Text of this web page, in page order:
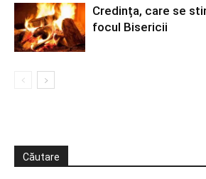
Credința, care se
focul Bisericii
Căutare